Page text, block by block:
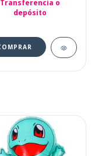
Transferencia o
depósito